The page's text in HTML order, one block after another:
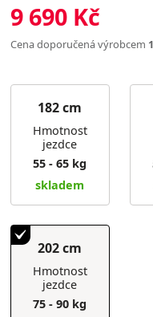
9 690 Kč
Cena doporučená výrobcem
182 cm
Hmotnost
jezdce
55 - 65 kg
skladem
202 cm
Hmotnost
jezdce
75 - 90 kg